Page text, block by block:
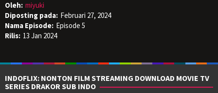
Oleh: miyuki
Diposting pada: Februari 27, 2024
Nama Episode: Episode 5
Rilis: 13 Jan 2024
INDOFLIX: NONTON FILM STREAMING DOWNLOAD MOVIE TV
SERIES DRAKOR SUB INDO